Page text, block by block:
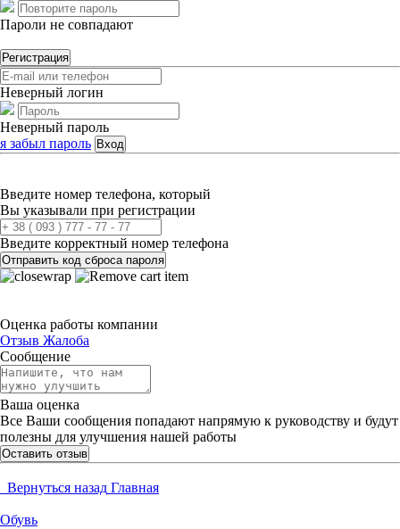
Пароли не совпадают
Регистрация
Неверный логин
Неверный пароль
я забыл пароль Вход
Введите номер телефона, который
Вы указывали при регистрации
Введите корректный номер телефона
Отправить код сброса пароля
Оценка работы компании
Отзыв Жалоба
Сообщение
Ваша оценка
Все Ваши сообщения попадают напрямую к руководству и будут
полезны для улучшения нашей работы
Оставить отзыв
Вернуться назад Главная
Обувь